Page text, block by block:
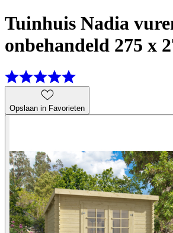
Tuinhuis Nadia
onbehandeld 275 x
Opslaan in Favorieten